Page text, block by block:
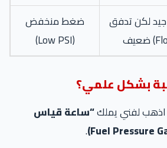
لكن تدفق
ضغط منخفض
(Low PSI)
بشكل علمي؟
اذهب لفني يملك“ساعة قياس
.